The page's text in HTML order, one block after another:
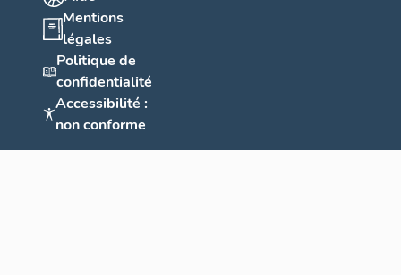
Mentions
légales
Politique de
confidentialité
Accessibilité :
non conforme